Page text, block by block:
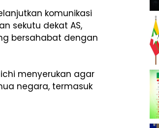
komunikasi
sekutu dekat AS,
bersahabat dengan
menyerukan agar
negara, termasuk